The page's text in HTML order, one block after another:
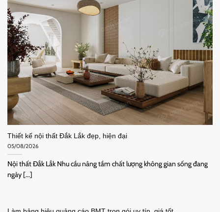
Thiết kế nội thất Đắk Lắk đẹp, hiện đại
05/08/2026
Nội thất Đắk Lắk Nhu cầu nâng tầm chất lượng không gian sống đang
ngày [...]